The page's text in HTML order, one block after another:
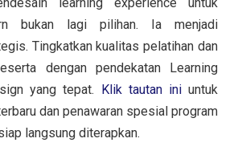
bukan lagi pilihan. Ia menjadi
Tingkatkan kualitas pelatihan dan
dengan pendekatan Learning
yang tepat. Klik tautan iniuntuk
dan penawaran spesial program
langsung diterapkan.